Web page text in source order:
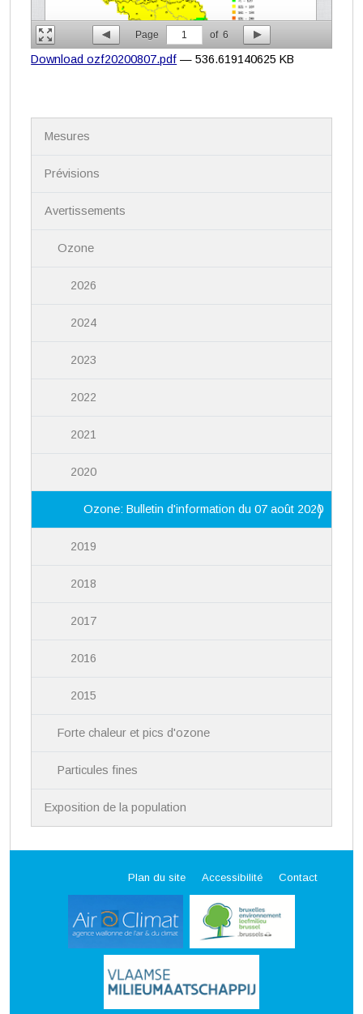
Page 1 of 6
Download ozf20200807.pdf — 536.619140625 KB
Mesures
Prévisions
Avertissements
Ozone
2026
2024
2023
2022
2021
2020
Ozone: Bulletin d'information du 07 août 2020
2019
2018
2017
2016
2015
Forte chaleur et pics d'ozone
Particules fines
Exposition de la population
Plan du site Accessibilité Contact